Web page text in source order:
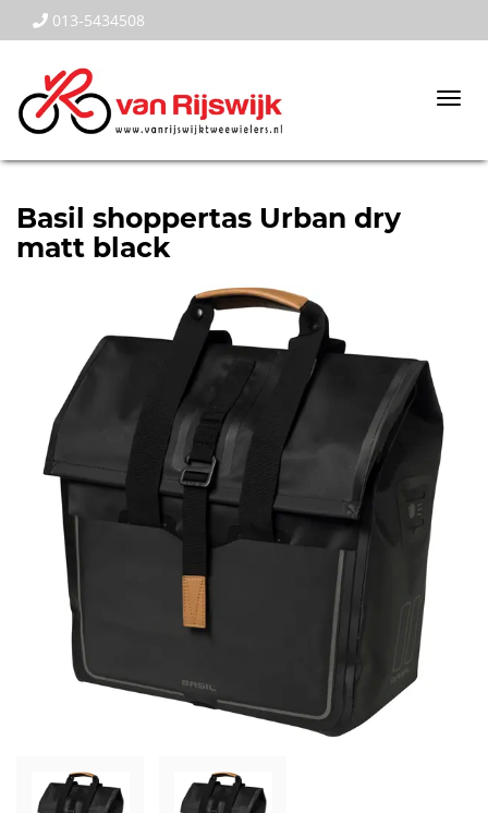
013-5434508
Basil shoppertas Urban dry
matt black